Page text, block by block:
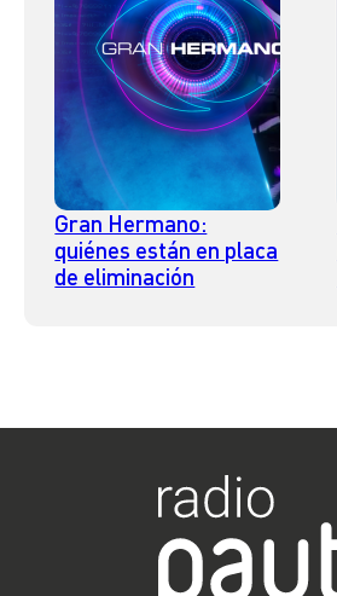
Gran Hermano:
quiénes están en placa
de eliminación